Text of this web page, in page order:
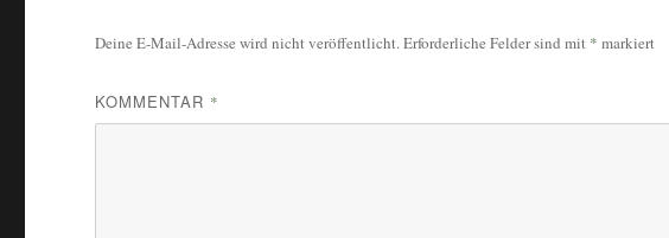
Deine E-Mail-Adresse wird nicht veröffentlicht.Erforderliche Felder sind mit * markiert
KOMMENTAR *